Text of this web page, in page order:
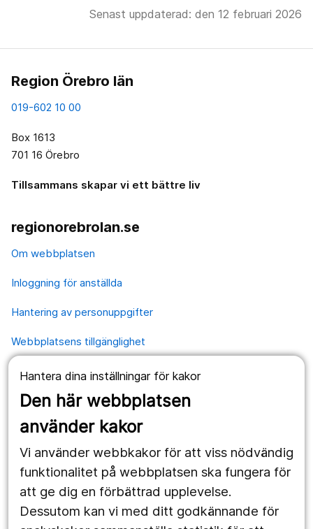
Hantera dina inställningar för kakor
Den här webbplatsen
använder kakor
Vi använder webbkakor för att viss nödvändig
funktionalitet på webbplatsen ska fungera för
att ge dig en förbättrad upplevelse.
Dessutom kan vi med ditt godkännande för
Senast uppdaterad: den 12 februari 2026
Region Örebro län
019-602 10 00
Box 1613
701 16 Örebro
Tillsammans skapar vi ett bättre liv
regionorebrolan.se
Om webbplatsen
Inloggning för anställda
Hantering av personuppgifter
Webbplatsens tillgänglighet
Våra webbplatser
1177.se
Region Örebro län
Följ oss